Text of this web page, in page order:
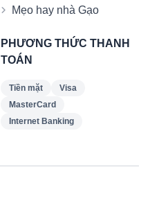
Mẹo hay nhà Gạo
PHƯƠNG THỨC THANH
TOÁN
Tiền mặt
Visa
MasterCard
Internet Banking